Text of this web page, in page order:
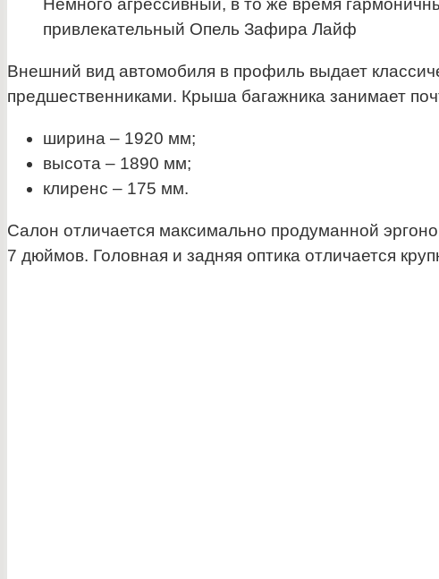
привлекательный Опель Зафира Лайф
Внешний вид автомобиля в профиль выдает
предшественниками. Крыша багажника занимает
ширина – 1920 мм;
высота – 1890 мм;
клиренс – 175 мм.
Салон отличается максимально продуманной
7 дюймов. Головная и задняя оптика отличается